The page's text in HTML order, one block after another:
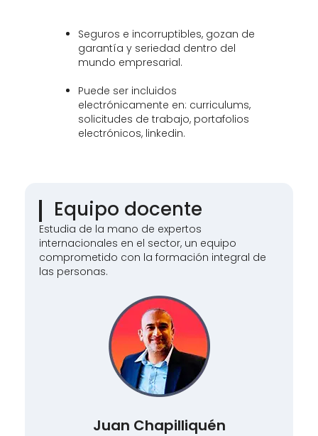
Seguros e incorruptibles, gozan de
garantía y seriedad dentro del
mundo empresarial.
Puede ser incluidos
electrónicamente en: curriculums,
solicitudes de trabajo, portafolios
electrónicos, linkedin.
Equipo docente
Estudia de la mano de expertos
internacionales en el sector, un equipo
comprometido con la formación integral de
las personas.
Juan Chapilliquén